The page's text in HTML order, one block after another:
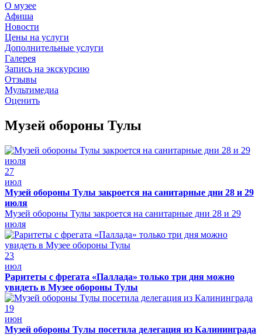
О музее
Афиша
Новости
Цены на услуги
Дополнительные услуги
Галерея
Запись на экскурсию
Отзывы
Мультимедиа
Оценить
Музей обороны Тулы
27
июл
Музей обороны Тулы закроется на санитарные дни 28 и 29
июля
Музей обороны Тулы закроется на санитарные дни 28 и 29
июля
23
июл
Раритеты с фрегата «Паллада» только три дня можно
увидеть в Музее обороны Тулы
19
июн
Музей обороны Тулы посетила делегация из Калининграда